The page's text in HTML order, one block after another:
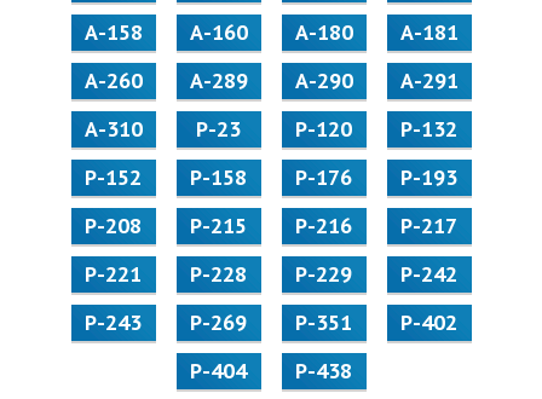
А-158
А-160 А-180
А-181
А-260
А-289 А-290
А-291
А-310
Р-23 Р-120
Р-132
Р-152
Р-158 Р-176
Р-193
Р-208
Р-215 Р-216
Р-217
Р-221
Р-228 Р-229
Р-242
Р-243
Р-269 Р-351
Р-402
Р-404
Р-438